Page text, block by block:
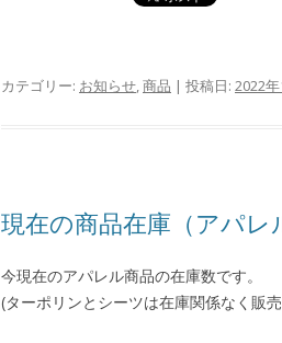
カテゴリー: お知らせ,商品 | 投稿日: 2022
現在の商品在庫（アパレ
今現在のアパレル商品の在庫数です。
(ターポリンとシーツは在庫関係なく販売